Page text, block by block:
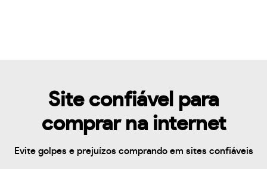
Site confiável para
comprar na internet
Evite golpes e prejuízos comprando em sites confiáveis